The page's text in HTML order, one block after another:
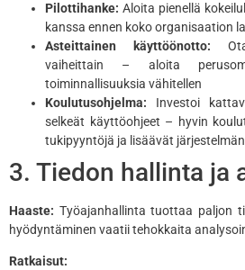
Pilottihanke: Aloita pienellä
kanssa ennen koko organisaation
Asteittainen käyttöönotto:
vaiheittain – aloita
toiminnallisuuksia vähitellen
Koulutusohjelma: Investoi
selkeät käyttöohjeet – hyvin
tukipyyntöjä ja lisäävät
3. Tiedon hallinta ja
Haaste: Työajanhallinta tuottaa paljon
hyödyntäminen vaatii tehokkaita
Ratkaisut: